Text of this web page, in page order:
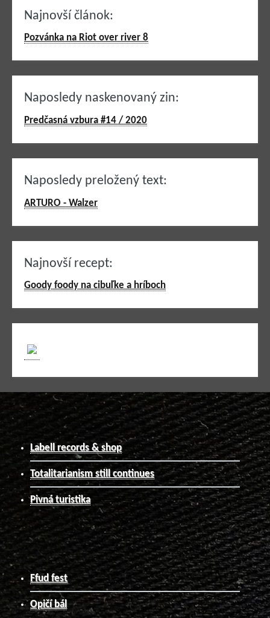
Najnovší článok:
Pozvánka na Riot over river 8
Naposledy naskenovaný zin:
Predčasná vzbura #14 / 2020
Naposledy preložený text:
ARTURO - Walzer
Najnovší recept:
Goody foody na cibuľke a hríboch
Labell records & shop
Totalitarianism still continues
Pivná turistika
Ffud fest
Opičí bál